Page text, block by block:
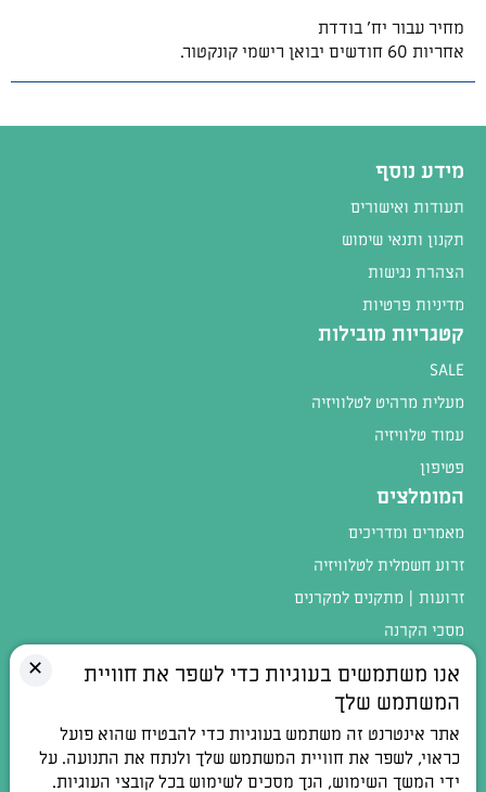
מחיר עבור יח’ בודדת
אחריות 60 חודשים יבואן רישמי קונקטור.
מידע נוסף
תעודות ואישורים
תקנון ותנאי שימוש
הצהרת נגישות
מדיניות פרטיות
קטגריות מובילות
SALE
מעלית מרהיט לטלוויזיה
עמוד טלוויזיה
פטיפון
המומלצים
מאמרים ומדריכים
זרוע חשמלית לטלוויזיה
זרועות | מתקנים למקרנים
מסכי הקרנה
טלפון:054-4402900
כתובת: רחוב חלוצי התעשיה 1, אלפי מנשה
✕
אנו משתמשים בעוגיות כדי לשפר את חוויית
המשתמש שלך
אתר אינטרנט זה משתמש בעוגיות כדי להבטיח שהוא פועל
כראוי, לשפר את חוויית המשתמש שלך ולנתח את התנועה. על
ידי המשך השימוש, הנך מסכים לשימוש בכל קובצי העוגיות.